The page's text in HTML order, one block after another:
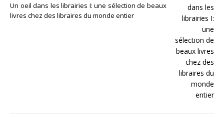
Un oeil dans les librairies I: une sélection de beaux
livres chez des libraires du monde entier